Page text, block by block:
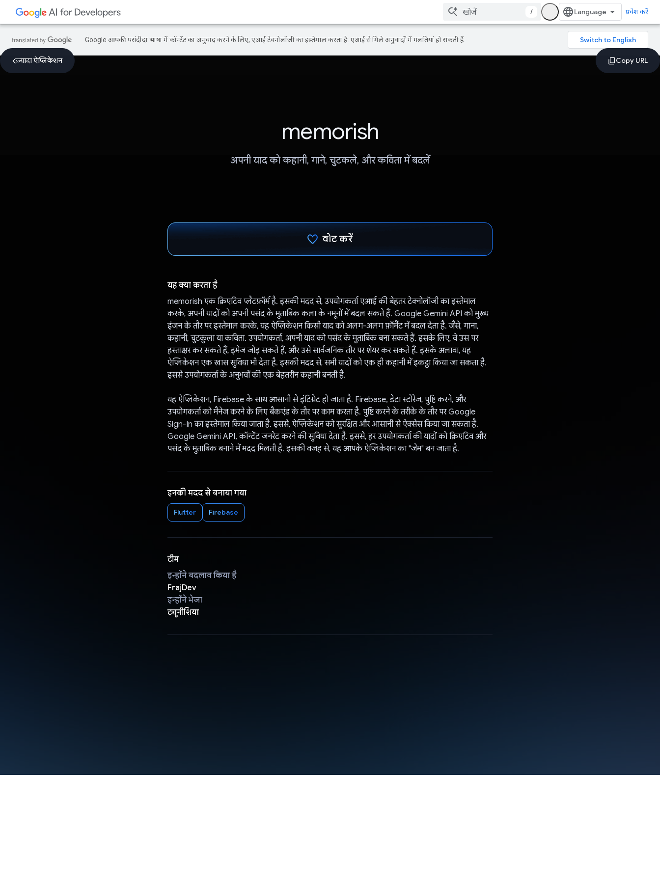
/ प्रवेश करें
Google आपकी पसंदीदा भाषा में कॉन्टेंट का अनुवाद करने के लिए, एआई टेक्नोलॉजी का इस्तेमाल करता है. एआई से मिले अनुवादों में गलतियां हो सकती हैं.
ज़्यादा ऐप्लिकेशन
memorish
अपनी याद को कहानी, गाने, चुटकले, और कविता में बदलें
वोट करें
यह क्या करता है
memorish एक क्रिएटिव प्लैटफ़ॉर्म है. इसकी मदद से, उपयोगकर्ता एआई की बेहतर टेक्नोलॉजी का इस्तेमाल
करके, अपनी यादों को अपनी पसंद के मुताबिक कला के नमूनों में बदल सकते हैं. Google Gemini API को मुख्य
इंजन के तौर पर इस्तेमाल करके, यह ऐप्लिकेशन किसी याद को अलग-अलग फ़ॉर्मैट में बदल देता है. जैसे, गाना,
कहानी, चुटकुला या कविता. उपयोगकर्ता, अपनी याद को पसंद के मुताबिक बना सकते हैं. इसके लिए, वे उस पर
हस्ताक्षर कर सकते हैं, इमेज जोड़ सकते हैं, और उसे सार्वजनिक तौर पर शेयर कर सकते हैं. इसके अलावा, यह
ऐप्लिकेशन एक खास सुविधा भी देता है. इसकी मदद से, सभी यादों को एक ही कहानी में इकट्ठा किया जा सकता है.
इससे उपयोगकर्ता के अनुभवों की एक बेहतरीन कहानी बनती है.
यह ऐप्लिकेशन, Firebase के साथ आसानी से इंटिग्रेट हो जाता है. Firebase, डेटा स्टोरेज, पुष्टि करने, और
उपयोगकर्ता को मैनेज करने के लिए बैकएंड के तौर पर काम करता है. पुष्टि करने के तरीके के तौर पर Google
Sign-In का इस्तेमाल किया जाता है. इससे, ऐप्लिकेशन को सुरक्षित और आसानी से ऐक्सेस किया जा सकता है.
Google Gemini API, कॉन्टेंट जनरेट करने की सुविधा देता है. इससे, हर उपयोगकर्ता की यादों को क्रिएटिव और
पसंद के मुताबिक बनाने में मदद मिलती है. इसकी वजह से, यह आपके ऐप्लिकेशन का "जेम" बन जाता है.
इनकी मदद से बनाया गया
Flutter Firebase
टीम
इन्होंने बदलाव किया है
FrajDev
इन्होंने भेजा
ट्यूनीशिया